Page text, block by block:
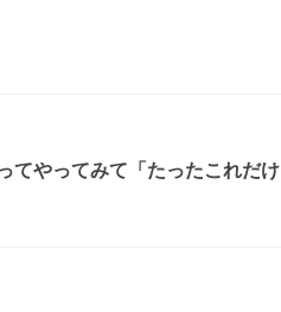
てやってみて「たったこれだ